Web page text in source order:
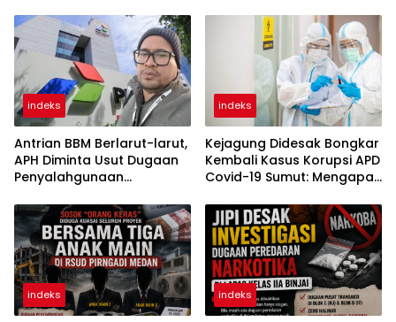
Gianyar
Lewat Wastra
indeks
Antrian BBM Berlarut-larut,
APH Diminta Usut Dugaan
Penyalahgunaan
Pertamina
indeks
Kejagung Didesak Bongkar
Kembali Kasus Korupsi APD
Covid-19 Sumut: Mengapa
Kini Tak Tersentuh?
indeks indeks